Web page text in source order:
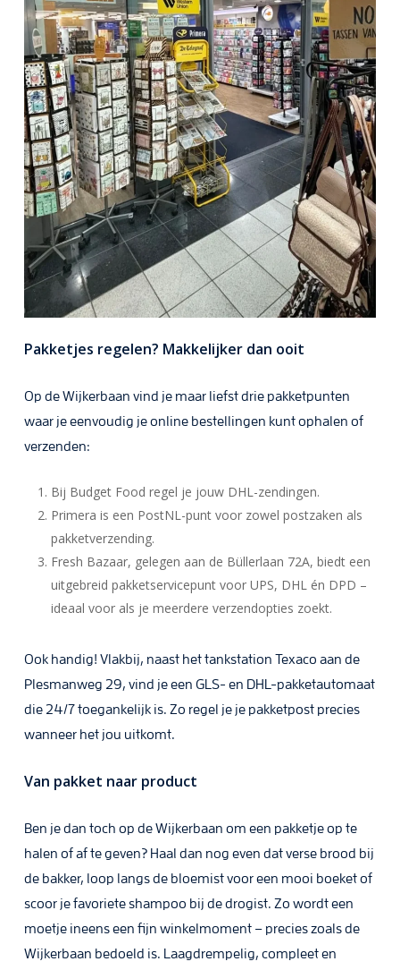
Pakketjes regelen? Makkelijker dan ooit
Op de Wijkerbaan vind je maar liefst drie pakketpunten
waar je eenvoudig je online bestellingen kunt ophalen of
verzenden:
Bij Budget Food regel je jouw DHL-zendingen.
Primera is een PostNL-punt voor zowel postzaken als
pakketverzending.
Fresh Bazaar, gelegen aan de Büllerlaan 72A, biedt een
uitgebreid pakketservicepunt voor UPS, DHL én DPD –
ideaal voor als je meerdere verzendopties zoekt.
Ook handig! Vlakbij, naast het tankstation Texaco aan de
Plesmanweg 29, vind je een GLS- en DHL-pakketautomaat
die 24/7 toegankelijk is. Zo regel je je pakketpost precies
wanneer het jou uitkomt.
Van pakket naar product
Ben je dan toch op de Wijkerbaan om een pakketje op te
halen of af te geven? Haal dan nog even dat verse brood bij
de bakker, loop langs de bloemist voor een mooi boeket of
scoor je favoriete shampoo bij de drogist. Zo wordt een
moetje ineens een fijn winkelmoment – precies zoals de
Wijkerbaan bedoeld is. Laagdrempelig, compleet en